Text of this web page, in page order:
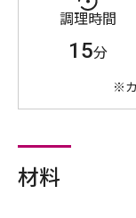
調理時間
15分
※カ
材料